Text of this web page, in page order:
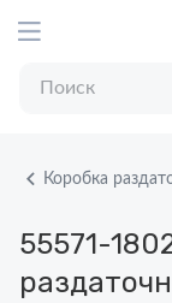
Коробка
55571-